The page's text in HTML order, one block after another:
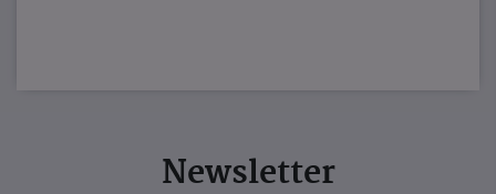
Newsletter